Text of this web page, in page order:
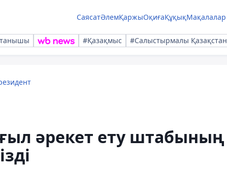
СаясатӘлемҚаржыОқиғаҚұқықМақалалар
#Қазақмыс #Салыстырмалы Қазақстан
әрекет ету штабының